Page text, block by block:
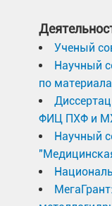
Ученый
Научный
по
ФИЦ ПХФ и
Научный